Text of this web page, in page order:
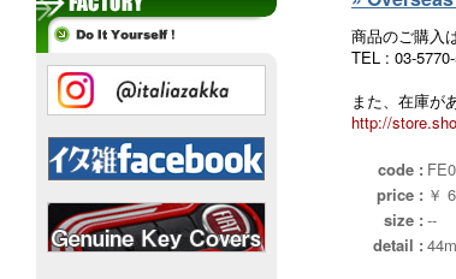
商品のご購入
TEL : 03-
また、在庫が
http://
code :
price : ￥
size : --
detail :